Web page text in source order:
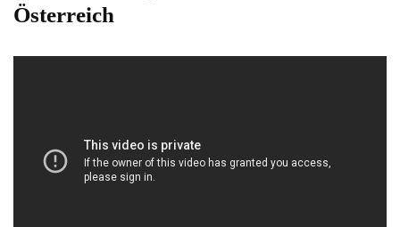
Österreich